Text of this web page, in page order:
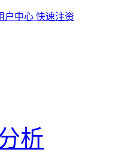
户中心 快速注资
析